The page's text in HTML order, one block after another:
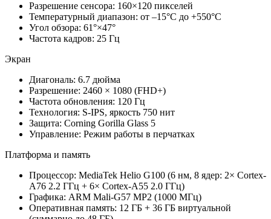
Разрешение сенсора: 160×120 пикселей
Температурный диапазон: от –15°C до +550°C
Угол обзора: 61°×47°
Частота кадров: 25 Гц
Экран
Диагональ: 6.7 дюйма
Разрешение: 2460 × 1080 (FHD+)
Частота обновления: 120 Гц
Технология: S-IPS, яркость 750 нит
Защита: Corning Gorilla Glass 5
Управление: Режим работы в перчатках
Платформа и память
Процессор: MediaTek Helio G100 (6 нм, 8 ядер: 2× Cortex-
A76 2.2 ГГц + 6× Cortex-A55 2.0 ГГц)
Графика: ARM Mali-G57 MP2 (1000 МГц)
Оперативная память: 12 ГБ + 36 ГБ виртуальной